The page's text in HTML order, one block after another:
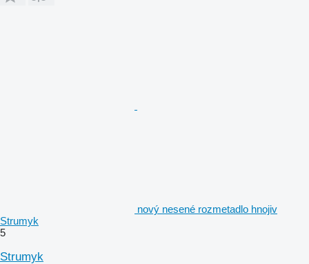
nový nesené rozmetadlo hnojiv
Strumyk
5
Strumyk